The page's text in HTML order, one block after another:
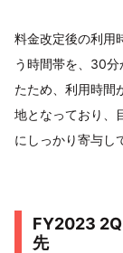
料金改定後の利用
う時間帯を、30
たため、利用時間
地となっており、
にしっかり寄与し
FY2023
先